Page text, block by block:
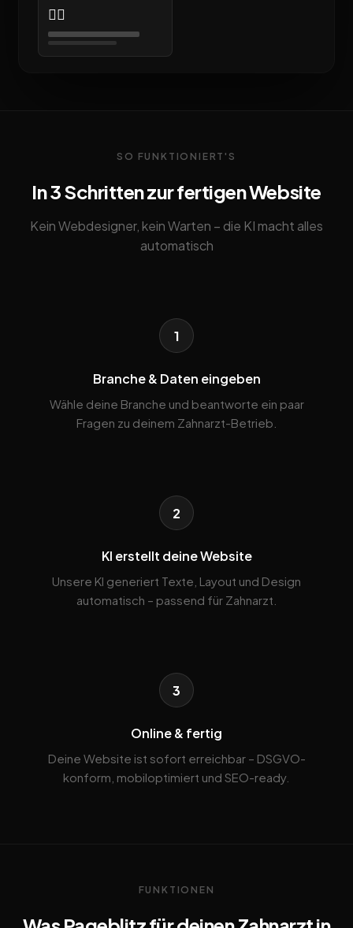
👨‍⚕️
SO FUNKTIONIERT'S
In 3 Schritten zur fertigen Website
Kein Webdesigner, kein Warten – die KI macht alles
automatisch
1
Branche & Daten eingeben
Wähle deine Branche und beantworte ein paar
Fragen zu deinem Zahnarzt-Betrieb.
2
KI erstellt deine Website
Unsere KI generiert Texte, Layout und Design
automatisch – passend für Zahnarzt.
3
Online & fertig
Deine Website ist sofort erreichbar – DSGVO-
konform, mobiloptimiert und SEO-ready.
FUNKTIONEN